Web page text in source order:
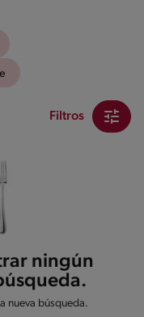
Filtros
ningún
nueva búsqueda.